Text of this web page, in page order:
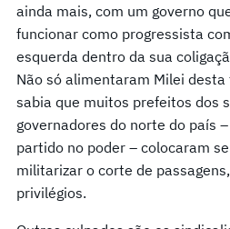
ainda mais, com um governo
funcionar como progressista
esquerda dentro da sua
Não só alimentaram Milei
sabia que muitos prefeitos dos
governadores do norte do país
partido no poder – colocaram
militarizar o corte de
privilégios.